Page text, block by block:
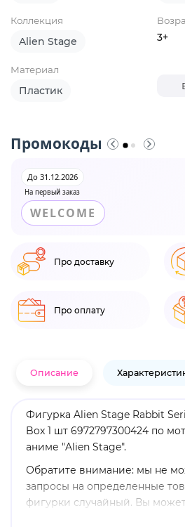
Коллекция
Alien Stage 3+
Материал
Пластик
Промокоды
На первый заказ
До 31.12.2026
WELCOME
Про доставку
Про оплату
Описание
Фигурка Alien Stage Rabbit
Box 1 шт 6972797300424 по
аниме "Alien Stage".
Обратите внимание: мы не
запросы на определенные
фигурки случайный. Вы